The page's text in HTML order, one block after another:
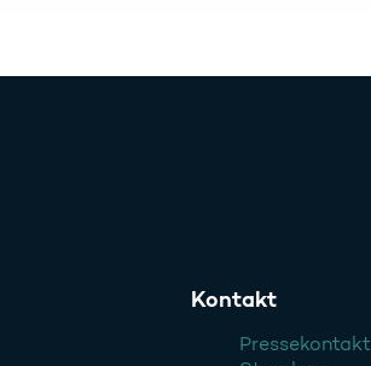
Kontakt
Pressekontakt